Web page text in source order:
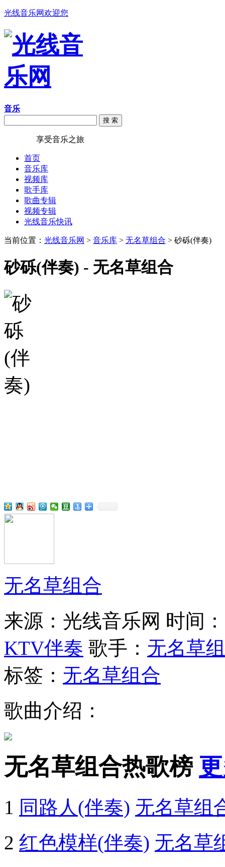
光线音乐网欢迎您
音乐
搜 索
享受音乐之旅
首页
音乐库
视频库
歌手库
歌曲专辑
视频专辑
光线音乐快讯
当前位置： 光线音乐网 > 音乐库 > 无名草组合 > 砂砾(伴奏)
砂砾(伴奏) - 无名草组合
无名草组合
来源：光线音乐网 时间
KTV伴奏 歌手： 无名草
标签： 无名草组合
歌曲介绍：
无名草组合热歌榜
1 同路人(伴奏) 无名草组
2 红色模样(伴奏) 无名草